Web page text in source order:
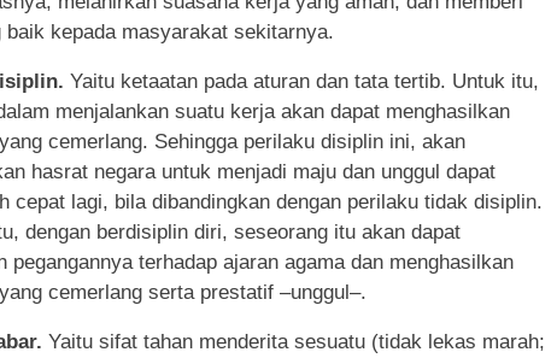
baik kepada masyarakat sekitarnya.
Yaitu ketaatan pada aturan dan tata tertib. Untuk itu,
menjalankan suatu kerja akan dapat menghasilkan
cemerlang. Sehingga perilaku disiplin ini, akan
hasrat negara untuk menjadi maju dan unggul dapat
cepat lagi, bila dibandingkan dengan perilaku tidak disiplin.
dengan berdisiplin diri, seseorang itu akan dapat
pegangannya terhadap ajaran agama dan menghasilkan
cemerlang serta prestatif –unggul–.
Yaitu sifat tahan menderita sesuatu (tidak lekas marah;